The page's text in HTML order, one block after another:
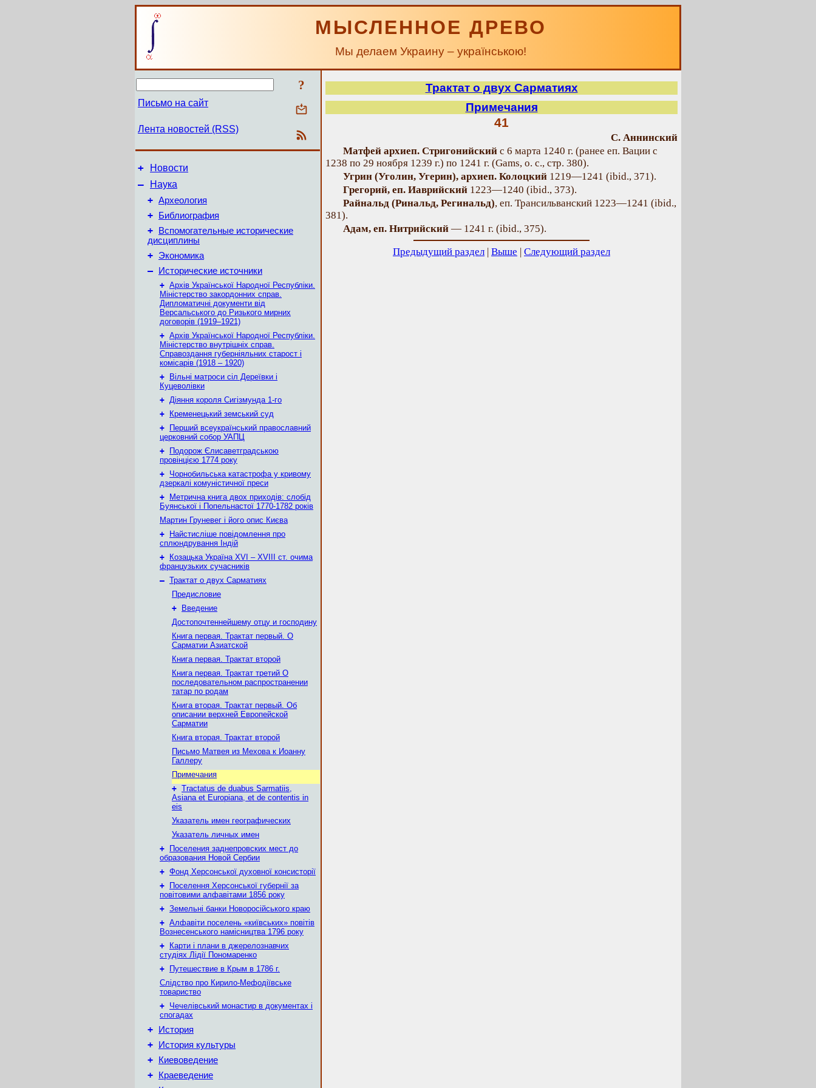
МЫСЛЕННОЕ ДРЕВО
Мы делаем Украину – українською!
?
Письмо на сайт
Лента новостей (RSS)
+ Новости
–
Наука
+ Археология
+ Библиография
+
Вспомогательные исторические
дисциплины
+ Экономика
– Исторические источники
+ Архів Української Народної Республіки.
Міністерство закордонних справ.
Дипломатичні документи від
Версальського до Ризького мирних
договорів (1919–1921)
+ Архів Української Народної Республіки.
Міністерство внутрішніх справ.
Справоздання губерніяльних старост і
комісарів (1918 – 1920)
+
Вільні матроси сіл Дереївки і
Куцеволівки
+ Діяння короля Сигізмунда 1-го
+
Кременецький земський суд
+
Перший всеукраїнський православний
церковний собор УАПЦ
+
Подорож Єлисаветградською
провінцією 1774 року
+ Чорнобильська катастрофа у кривому
дзеркалі комуністичної преси
+
Метрична книга двох приходів: слобід
Буянської і Попельнастої 1770-1782 років
Мартин Груневег і його опис Києва
+
Найстисліше повідомлення про
сплюндрування Індій
+
Козацька Україна ХVІ – ХVІІІ ст. очима
французьких сучасників
– Трактат о двух Сарматиях
Предисловие
+
Введение
Достопочтеннейшему отцу и господину
Книга первая. Трактат первый. О
Сарматии Азиатской
Книга первая. Трактат второй
Книга первая. Трактат третий О
последовательном распространении
татар по родам
Книга вторая. Трактат первый. Об
описании верхней Европейской
Сарматии
Книга вторая. Трактат второй
Письмо Матвея из Мехова к Иоанну
Галлеру
Примечания
+ Tractatus de duabus Sarmatiis,
Asiana et Europiana, et de contentis in
eis
Указатель имен географических
Указатель личных имен
+
Поселения заднепровских мест до
образования Новой Сербии
+ Фонд Херсонської духовної консисторії
+
Поселення Херсонської губернії за
повітовими алфавітами 1856 року
+ Земельні банки Новоросійського краю
+ Алфавіти поселень «київських» повітів
Вознесенського намісництва 1796 року
+
Карти і плани в джерелознавчих
студіях Лідії Пономаренко
+
Путешествие в Крым в 1786 г.
Слідство про Кирило-Мефодіївське
товариство
+ Чечелівський монастир в документах і
спогадах
+ История
+ История культуры
+ Киевоведение
+ Краеведение
Трактат о двух Сарматиях
Примечания
41
С. Аннинский
Матфей архиеп. Стригонийский с 6 марта 1240 г. (ранее еп. Вации с
1238 по 29 ноября 1239 г.) по 1241 г. (Gams, о. с., стр. 380).
Угрин (Уголин, Угерин), архиеп. Колоцкий 1219—1241 (ibid., 371).
Грегорий, eп. Иаврийский 1223—1240 (ibid., 373).
Райнальд (Ринальд, Регинальд), еп. Трансильванский 1223—1241 (ibid.,
381).
Адам, eп. Нитрийский — 1241 г. (ibid., 375).
Предыдущий раздел | Выше | Следующий раздел